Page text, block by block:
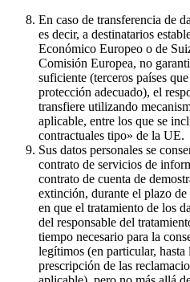
En caso de transferencia de
es decir, a destinatarios
Económico Europeo o de
Comisión Europea, no
suficiente (terceros países
protección adecuado), el
transfiere utilizando
aplicable, entre los que se
contractuales tipo» de la UE.
Sus datos personales se
contrato de servicios de
contrato de cuenta de
extinción, durante el plazo
en que el tratamiento de los
del responsable del
tiempo necesario para la
legítimos (en particular,
prescripción de las